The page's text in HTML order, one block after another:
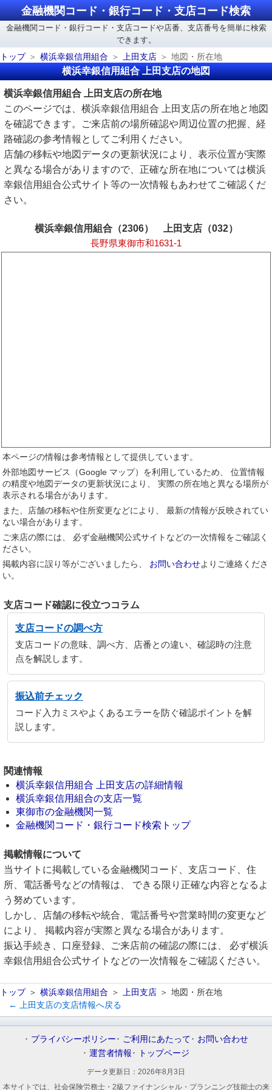
金融機関コード・銀行コード・支店コード検索
金融機関コード・銀行コード・支店コードや店番、支店番号を簡単に検索
できます。
トップ
横浜幸銀信用組合 上田支店 地図・所在地
横浜幸銀信用組合 上田支店の地図
横浜幸銀信用組合 上田支店の所在地
このページでは、横浜幸銀信用組合 上田支店の所在地と地図
を確認できます。ご来店前の場所確認や周辺位置の把握、経
路確認の参考情報としてご利用ください。
店舗の移転や地図データの更新状況により、表示位置が実際
と異なる場合がありますので、正確な所在地については横浜
幸銀信用組合公式サイト等の一次情報もあわせてご確認くだ
さい。
横浜幸銀信用組合（2306） 上田支店（032）
長野県東御市和1631-1
本ページの情報は参考情報として提供しています。
外部地図サービス（Google マップ）を利用しているため、 位置情報
の精度や地図データの更新状況により、 実際の所在地と異なる場所が
表示される場合があります。
また、店舗の移転や住所変更などにより、 最新の情報が反映されてい
ない場合があります。
ご来店の際には、 必ず金融機関公式サイトなどの一次情報をご確認く
ださい。
掲載内容に誤り等がございましたら、 お問い合わせよりご連絡くださ
い。
支店コード確認に役立つコラム
支店コードの調べ方
支店コードの意味、調べ方、店番との違い、確認時の注意
点を解説します。
振込前チェック
コード入力ミスやよくあるエラーを防ぐ確認ポイントを解
説します。
関連情報
横浜幸銀信用組合 上田支店の詳細情報
横浜幸銀信用組合の支店一覧
東御市の金融機関一覧
金融機関コード・銀行コード検索トップ
掲載情報について
当サイトに掲載している金融機関コード、支店コード、住
所、電話番号などの情報は、 できる限り正確な内容となるよ
う努めています。
しかし、店舗の移転や統合、電話番号や営業時間の変更など
により、 掲載内容が実際と異なる場合があります。
振込手続き、口座登録、ご来店前の確認の際には、 必ず横浜
幸銀信用組合公式サイトなどの一次情報をご確認ください。
トップ 横浜幸銀信用組合 上田支店
地図・所在地
← 上田支店の支店情報へ戻る
プライバシーポリシー ご利用にあたって
お問い合わせ
運営者情報
トップページ
データ更新日： 2026年8月3日
本サイトでは、社会保険労務士・2級ファイナンシャル・プランニング技能士の来